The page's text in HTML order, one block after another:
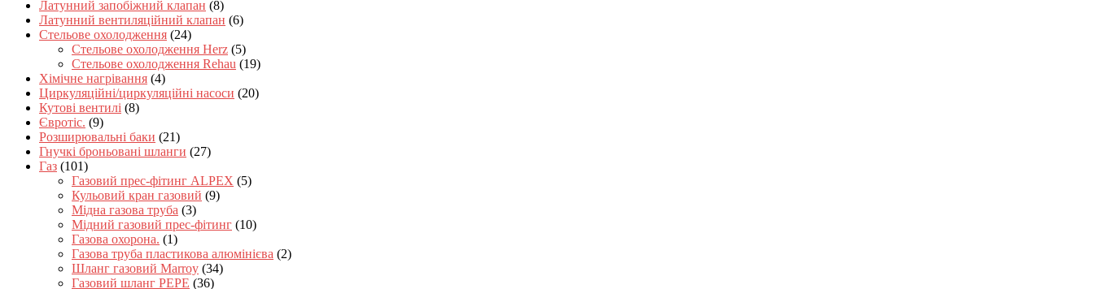
Латунний запобіжний клапан (8)
Латунний вентиляційний клапан (6)
Стельове охолодження (24)
Стельове охолодження Herz (5)
Стельове охолодження Rehau (19)
Хімічне нагрівання (4)
Циркуляційні/циркуляційні насоси (20)
Кутові вентилі (8)
Євротіс. (9)
Розширювальні баки (21)
Гнучкі броньовані шланги (27)
Газ (101)
Газовий прес-фітинг ALPEX (5)
Кульовий кран газовий (9)
Мідна газова труба (3)
Мідний газовий прес-фітинг (10)
Газова охорона. (1)
Газова труба пластикова алюмінієва (2)
Шланг газовий Marroy (34)
Газовий шланг PEPE (36)